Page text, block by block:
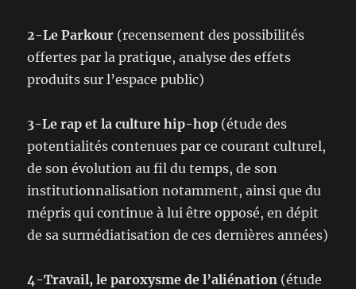
2-Le Parkour (recensement des possibilités
offertes par la pratique, analyse des effets
produits sur l’espace public)
3-Le rap et la culture hip-hop (étude des
potentialités contenues par ce courant culturel,
de son évolution au fil du temps, de son
institutionnalisation notamment, ainsi que du
mépris qui continue à lui être opposé, en dépit
de sa surmédiatisation de ces dernières années)
4-Travail, le paroxysme de l’aliénation (étude